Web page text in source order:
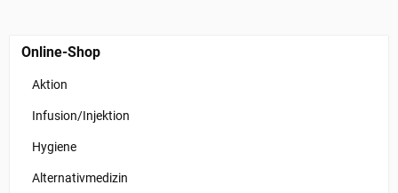
Online-Shop
Aktion
Infusion/Injektion
Hygiene
Alternativmedizin